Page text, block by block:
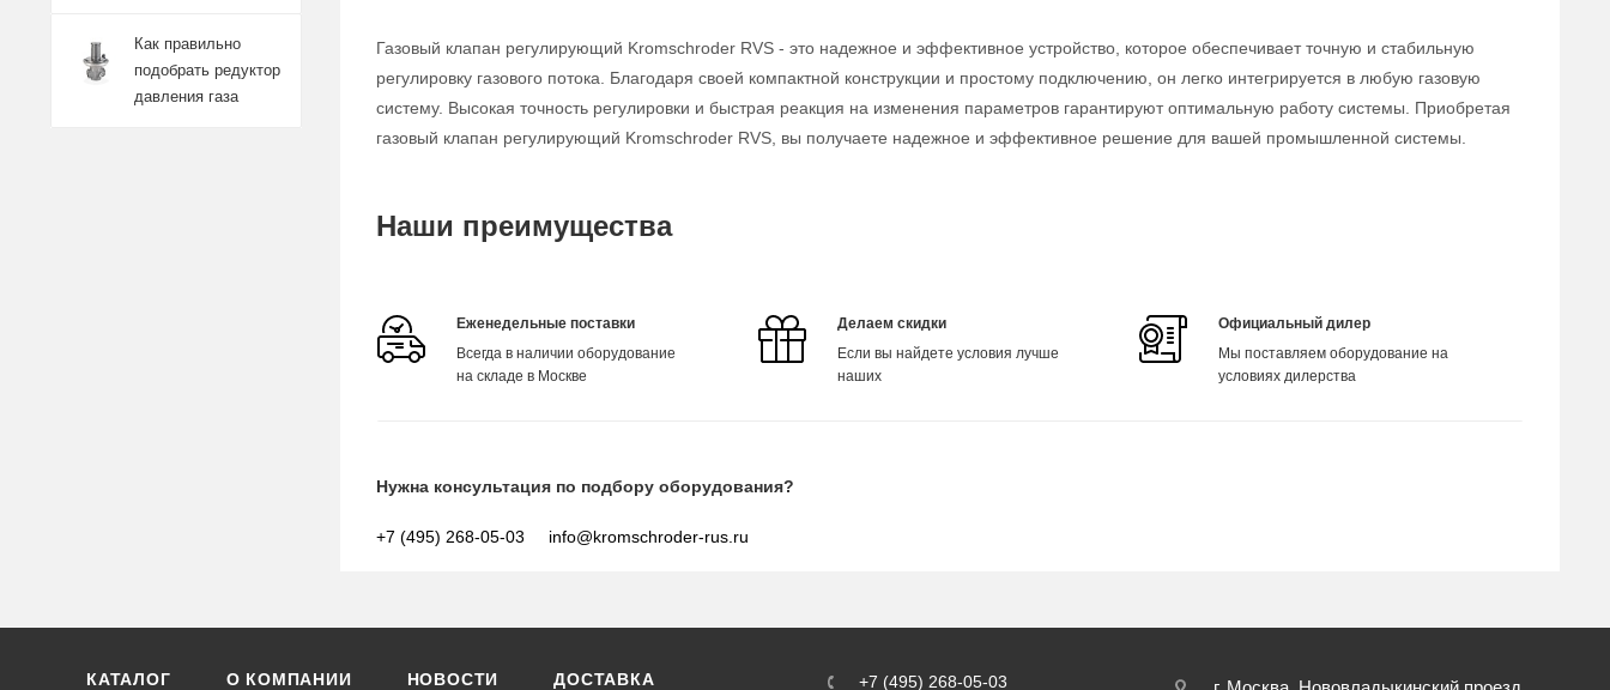
Газовый клапан регулирующий Kromschroder RVS - это надежное и эффективное устройство, которое обеспечивает точную и стабильную
регулировку газового потока. Благодаря своей компактной конструкции и простому подключению, он легко интегрируется в любую газовую
систему. Высокая точность регулировки и быстрая реакция на изменения параметров гарантируют оптимальную работу системы. Приобретая
газовый клапан регулирующий Kromschroder RVS, вы получаете надежное и эффективное решение для вашей промышленной системы.
Наши преимущества
Еженедельные поставки
Всегда в наличии оборудование
на складе в Москве
Делаем скидки
Если вы найдете условия лучше
наших
Официальный дилер
Мы поставляем оборудование на
условиях дилерства
Нужна консультация по подбору оборудования?
+7 (495) 268-05-03 info@kromschroder-rus.ru
Как правильно
подобрать редуктор
давления газа
КАТАЛОГ О КОМПАНИИ НОВОСТИ ДОСТАВКА +7 (495) 268-05-03